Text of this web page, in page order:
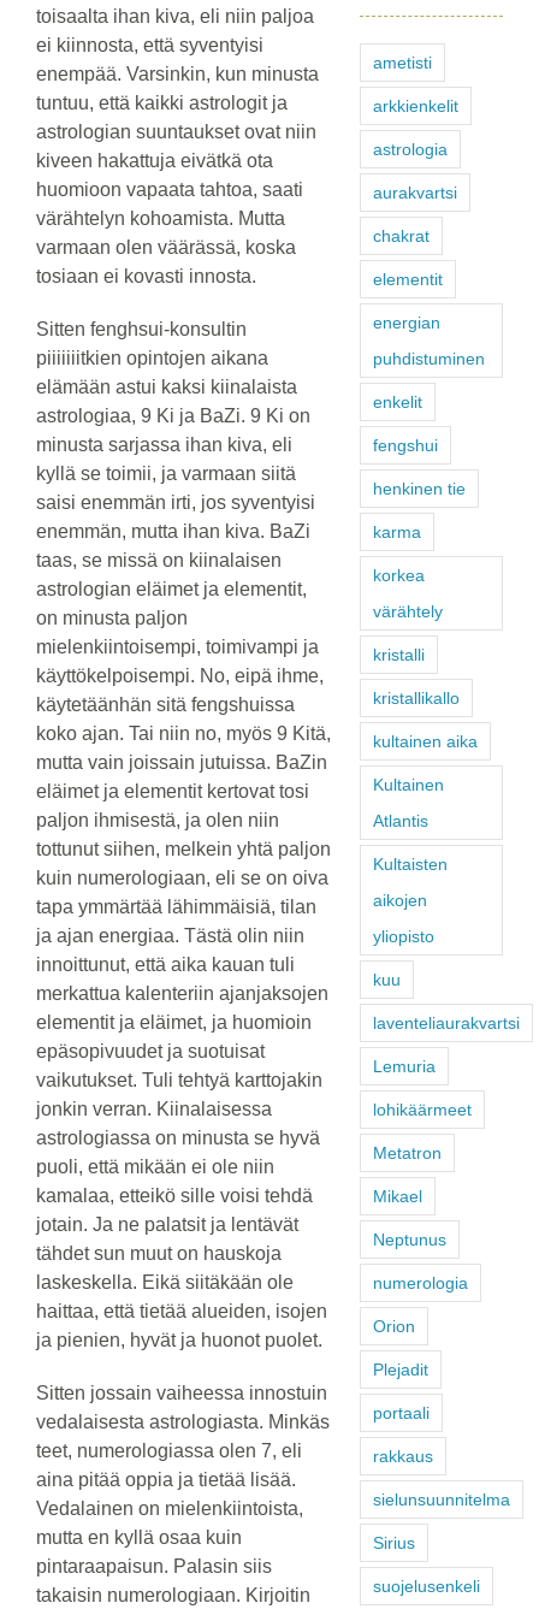
toisaalta ihan kiva, eli niin paljoa
ei kiinnosta, että syventyisi
enempää. Varsinkin, kun minusta
tuntuu, että kaikki astrologit ja
astrologian suuntaukset ovat niin
kiveen hakattuja eivätkä ota
huomioon vapaata tahtoa, saati
värähtelyn kohoamista. Mutta
varmaan olen väärässä, koska
tosiaan ei kovasti innosta.
Sitten fenghsui-konsultin
piiiiiiitkien opintojen aikana
elämään astui kaksi kiinalaista
astrologiaa, 9 Ki ja BaZi. 9 Ki on
minusta sarjassa ihan kiva, eli
kyllä se toimii, ja varmaan siitä
saisi enemmän irti, jos syventyisi
enemmän, mutta ihan kiva. BaZi
taas, se missä on kiinalaisen
astrologian eläimet ja elementit,
on minusta paljon
mielenkiintoisempi, toimivampi ja
käyttökelpoisempi. No, eipä ihme,
käytetäänhän sitä fengshuissa
koko ajan. Tai niin no, myös 9 Kitä,
mutta vain joissain jutuissa. BaZin
eläimet ja elementit kertovat tosi
paljon ihmisestä, ja olen niin
tottunut siihen, melkein yhtä paljon
kuin numerologiaan, eli se on oiva
tapa ymmärtää lähimmäisiä, tilan
ja ajan energiaa. Tästä olin niin
innoittunut, että aika kauan tuli
merkattua kalenteriin ajanjaksojen
elementit ja eläimet, ja huomioin
epäsopivuudet ja suotuisat
vaikutukset. Tuli tehtyä karttojakin
jonkin verran. Kiinalaisessa
astrologiassa on minusta se hyvä
puoli, että mikään ei ole niin
kamalaa, etteikö sille voisi tehdä
jotain. Ja ne palatsit ja lentävät
tähdet sun muut on hauskoja
laskeskella. Eikä siitäkään ole
haittaa, että tietää alueiden, isojen
ja pienien, hyvät ja huonot puolet.
Sitten jossain vaiheessa innostuin
vedalaisesta astrologiasta. Minkäs
teet, numerologiassa olen 7, eli
aina pitää oppia ja tietää lisää.
Vedalainen on mielenkiintoista,
mutta en kyllä osaa kuin
pintaraapaisun. Palasin siis
takaisin numerologiaan. Kirjoitin
ametisti
arkkienkelit
astrologia
aurakvartsi
chakrat
elementit
energian
puhdistuminen
enkelit
fengshui
henkinen tie
karma
korkea
värähtely
kristalli
kristallikallo
kultainen aika
Kultainen
Atlantis
Kultaisten
aikojen
yliopisto
kuu
laventeliaurakvartsi
Lemuria
lohikäärmeet
Metatron
Mikael
Neptunus
numerologia
Orion
Plejadit
portaali
rakkaus
sielunsuunnitelma
Sirius
suojelusenkeli